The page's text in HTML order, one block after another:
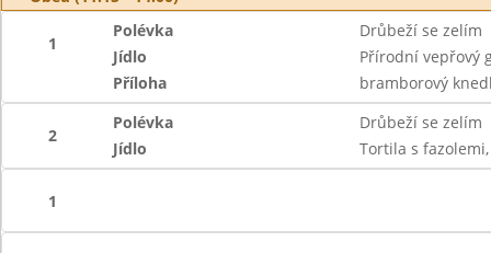
1
Polévka
Drůbeží se zelím
Jídlo
Přírodní vepřový
Příloha
bramborový
2
Polévka
Drůbeží se zelím
Jídlo
Tortila s
1